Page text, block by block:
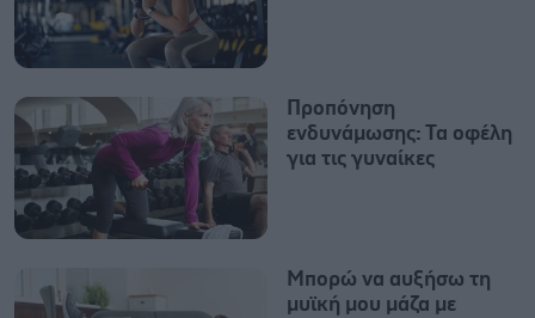
Προπόνηση
ενδυνάμωσης: Τα οφέλη
για τις γυναίκες
Μπορώ να αυξήσω τη
μυϊκή μου μάζα με